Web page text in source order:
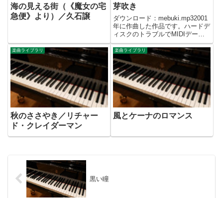
海の見える街（《魔女の宅
急便》より）／久石譲
芽吹き
ダウンロード：mebuki.mp32001
年に作曲した作品です。ハードデ
ィスクのトラブルでMIDIデータ
が吹っ飛んでしまい、二度といじ
れなくなってしまいました。 野
の花が一斉に咲き誇り、木々の新
緑が芽吹く春はすべての生命が蘇
るとき。ゆったり...
楽曲ライブラリ
秋のささやき／リチャー
ド・クレイダーマン
楽曲ライブラリ
風とケーナのロマンス
黒い瞳